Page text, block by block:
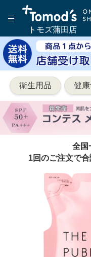
トモズ蒲田店
衛生用品 健
全国
1回のご注文で